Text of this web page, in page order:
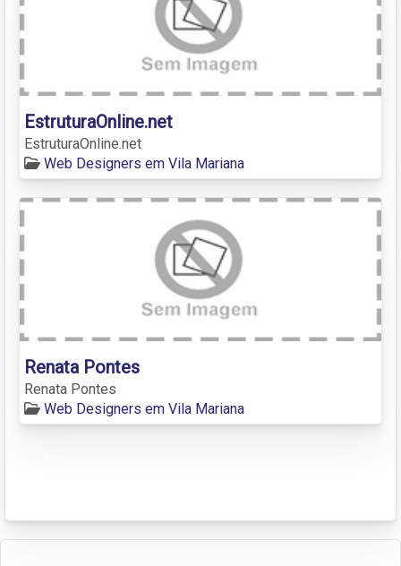
EstruturaOnline.net
EstruturaOnline.net
Web Designers em Vila Mariana
Renata Pontes
Renata Pontes
Web Designers em Vila Mariana